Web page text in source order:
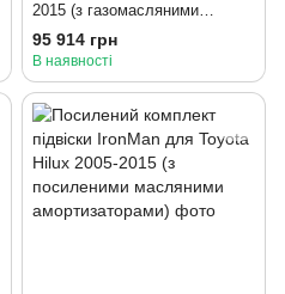
2015 (з газомасляними
амортизаторами)
95 914 грн
В наявності